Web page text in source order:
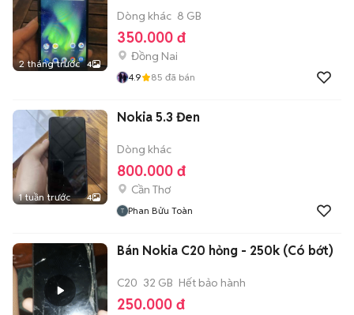
2 tháng trước 4
Dòng khác 8 GB
350.000 đ
Đồng Nai
4.9 85 đã bán
1 tuần trước 4
Nokia 5.3 Đen
Dòng khác
800.000 đ
Cần Thơ
Phan Bửu Toàn
Bán Nokia C20 hỏng - 250k (Có bớt)
C20 32 GB Hết bảo hành
250.000 đ